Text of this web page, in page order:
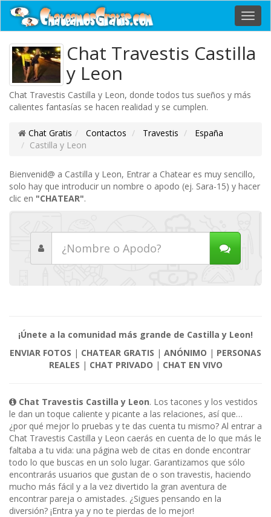
Chat Travestis Castilla
y Leon
Chat Travestis Castilla y Leon, donde todos tus sueños y más
calientes fantasías se hacen realidad y se cumplen.
Chat Gratis Contactos Travestis
España
Castilla y Leon
Bienvenid@ a Castilla y Leon, Entrar a Chatear es muy sencillo,
solo hay que introducir un nombre o apodo (ej. Sara-15) y hacer
clic en "CHATEAR".
¡Únete a la comunidad más grande de Castilla y Leon!
ENVIAR FOTOS | CHATEAR GRATIS | ANÓNIMO | PERSONAS
REALES | CHAT PRIVADO | CHAT EN VIVO
Chat Travestis Castilla y Leon. Los tacones y los vestidos
le dan un toque caliente y picante a las relaciones, así que…
¿por qué mejor lo pruebas y te das cuenta tu mismo? Al entrar a
Chat Travestis Castilla y Leon caerás en cuenta de lo que más le
faltaba a tu vida: una página web de citas en donde encontrar
todo lo que buscas en un solo lugar. Garantizamos que sólo
encontrarás usuarios que gustan de o son travestis, haciendo
mucho más fácil y a la vez divertido la gran aventura de
encontrar pareja o amistades. ¿Sigues pensando en la
diversión? ¡Entra ya y no te pierdas de lo mejor!